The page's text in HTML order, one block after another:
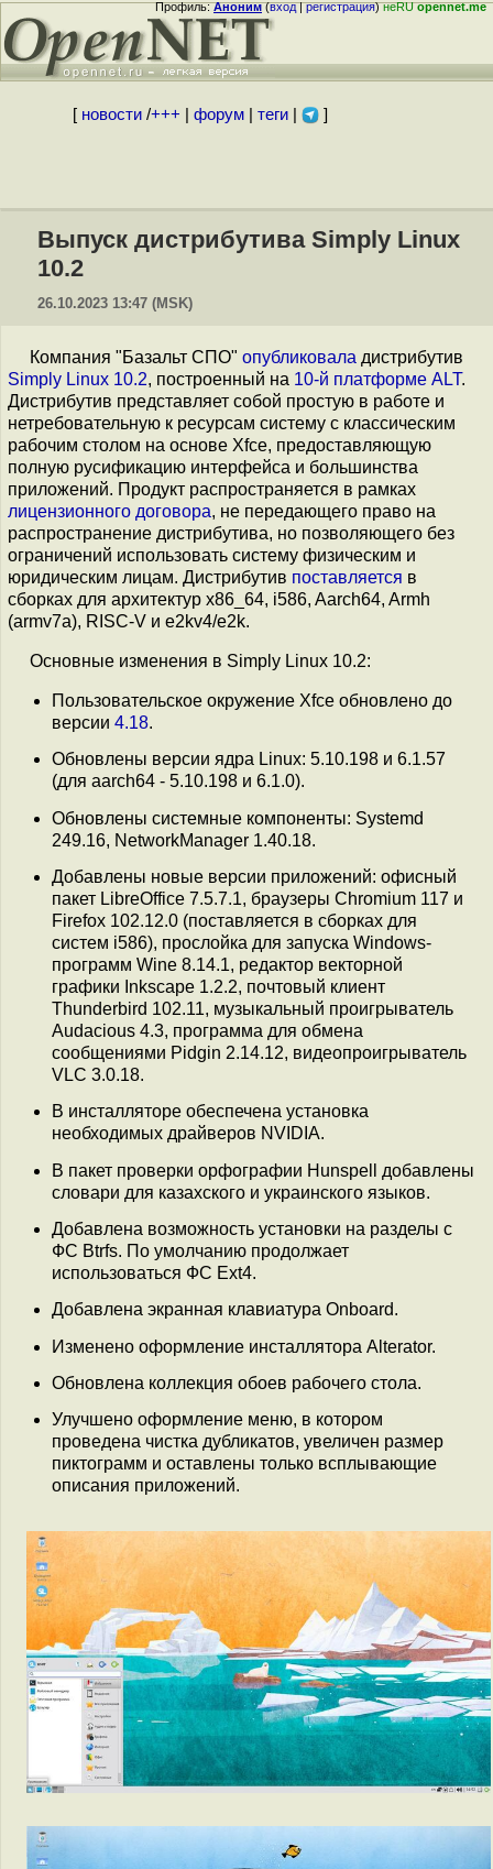
Профиль:Аноним(вход|регистрация)неRUopennet.me
[ новости/+++ форум| теги| ]
Выпуск дистрибутива Simply Linux
10.2
26.10.2023 13:47 (MSK)
Компания "Базальт СПО" опубликовала дистрибутив
Simply Linux 10.2, построенный на 10-й платформе ALT.
Дистрибутив представляет собой простую в работе и
нетребовательную к ресурсам систему с классическим
рабочим столом на основе Xfce, предоставляющую
полную русификацию интерфейса и большинства
приложений. Продукт распространяется в рамках
лицензионного договора, не передающего право на
распространение дистрибутива, но позволяющего без
ограничений использовать систему физическим и
юридическим лицам. Дистрибутив поставляется в
сборках для архитектур x86_64, i586, Aarch64, Armh
(armv7a), RISC-V и e2kv4/e2k.
Основные изменения в Simply Linux 10.2:
Пользовательское окружение Xfce обновлено до
версии 4.18.
Обновлены версии ядра Linux: 5.10.198 и 6.1.57
(для aarch64 - 5.10.198 и 6.1.0).
Обновлены системные компоненты: Systemd
249.16, NetworkManager 1.40.18.
Добавлены новые версии приложений: офисный
пакет LibreOffice 7.5.7.1, браузеры Chromium 117 и
Firefox 102.12.0 (поставляется в сборках для
систем i586), прослойка для запуска Windows-
программ Wine 8.14.1, редактор векторной
графики Inkscape 1.2.2, почтовый клиент
Thunderbird 102.11, музыкальный проигрыватель
Audacious 4.3, программа для обмена
сообщениями Pidgin 2.14.12, видеопроигрыватель
VLC 3.0.18.
В инсталляторе обеспечена установка
необходимых драйверов NVIDIA.
В пакет проверки орфографии Hunspell добавлены
словари для казахского и украинского языков.
Добавлена возможность установки на разделы с
ФС Btrfs. По умолчанию продолжает
использоваться ФС Ext4.
Добавлена экранная клавиатура Onboard.
Изменено оформление инсталлятора Alterator.
Обновлена коллекция обоев рабочего стола.
Улучшено оформление меню, в котором
проведена чистка дубликатов, увеличен размер
пиктограмм и оставлены только всплывающие
описания приложений.